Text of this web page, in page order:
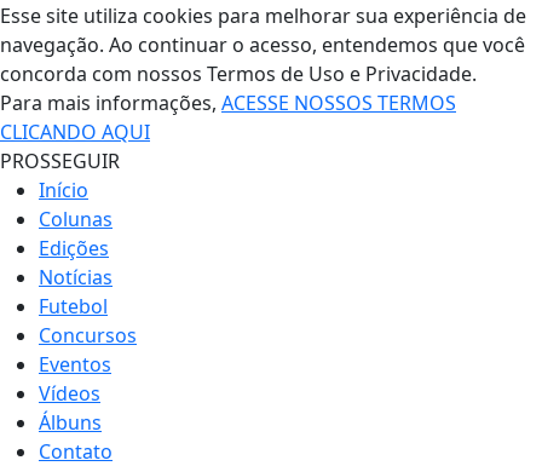
Esse site utiliza cookies para melhorar sua experiência de
navegação. Ao continuar o acesso, entendemos que você
concorda com nossos Termos de Uso e Privacidade.
Para mais informações, ACESSE NOSSOS TERMOS
CLICANDO AQUI
PROSSEGUIR
Início
Colunas
Edições
Notícias
Futebol
Concursos
Eventos
Vídeos
Álbuns
Contato